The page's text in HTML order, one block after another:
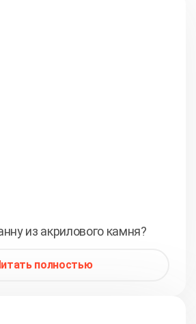
из акрилового камня?
полностью